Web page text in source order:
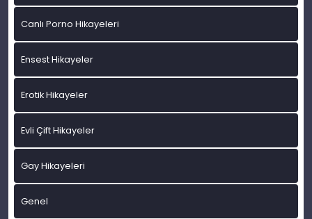
Canlı Porno Hikayeleri
Ensest Hikayeler
Erotik Hikayeler
Evli Çift Hikayeler
Gay Hikayeleri
Genel